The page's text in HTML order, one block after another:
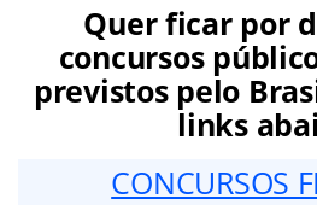
Quer ficar por
concursos
previstos pelo
links
CONCURSOS